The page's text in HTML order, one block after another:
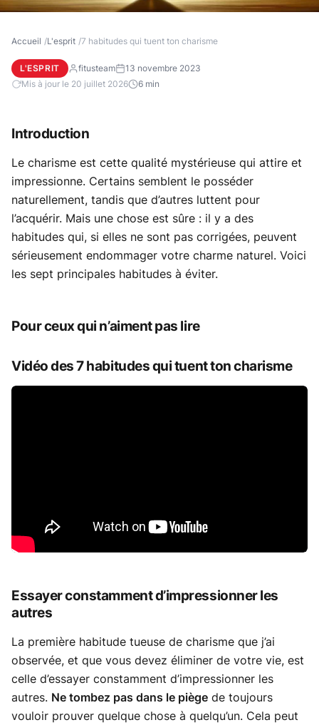
Accueil L'esprit 7 habitudes qui tuent ton charisme
L'ESPRIT fitusteam
13 novembre 2023
Mis à jour le 20 juillet 2026
6 min
Introduction
Le charisme est cette qualité mystérieuse qui attire et
impressionne. Certains semblent le posséder
naturellement, tandis que d’autres luttent pour
l’acquérir. Mais une chose est sûre : il y a des
habitudes qui, si elles ne sont pas corrigées, peuvent
sérieusement endommager votre charme naturel. Voici
les sept principales habitudes à éviter.
Pour ceux qui n’aiment pas lire
Vidéo des 7 habitudes qui tuent ton charisme
Essayer constamment d’impressionner les
autres
La première habitude tueuse de charisme que j’ai
observée, et que vous devez éliminer de votre vie, est
celle d’essayer constamment d’impressionner les
autres. Ne tombez pas dans le piège de toujours
vouloir prouver quelque chose à quelqu’un. Cela peut